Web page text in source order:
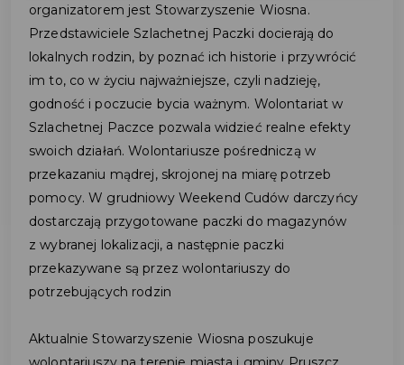
organizatorem jest Stowarzyszenie Wiosna.
Przedstawiciele Szlachetnej Paczki docierają do
lokalnych rodzin, by poznać ich historie i przywrócić
im to, co w życiu najważniejsze, czyli nadzieję,
godność i poczucie bycia ważnym. Wolontariat w
Szlachetnej Paczce pozwala widzieć realne efekty
swoich działań. Wolontariusze pośredniczą w
przekazaniu mądrej, skrojonej na miarę potrzeb
pomocy. W grudniowy Weekend Cudów darczyńcy
dostarczają przygotowane paczki do magazynów
z wybranej lokalizacji, a następnie paczki
przekazywane są przez wolontariuszy do
potrzebujących rodzin
Aktualnie Stowarzyszenie Wiosna poszukuje